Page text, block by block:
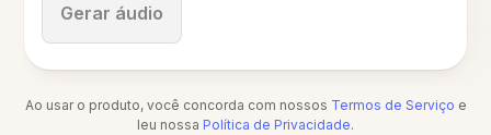
Gerar áudio
Parar
Ao usar o produto, você concorda com nossos Termos de Serviço e
leu nossa Política de Privacidade.